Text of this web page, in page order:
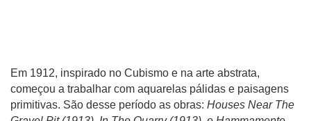
Em 1912, inspirado no Cubismo e na arte abstrata,
começou a trabalhar com aquarelas pálidas e paisagens
primitivas. São desse período as obras: Houses Near The